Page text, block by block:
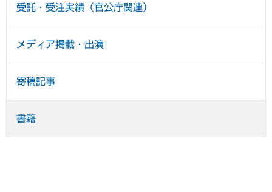
受託・受注実績（官公庁関連）
メディア掲載・出演
寄稿記事
書籍